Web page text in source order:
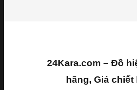
24Kara.com – Đồ
hãng, Giá chiết